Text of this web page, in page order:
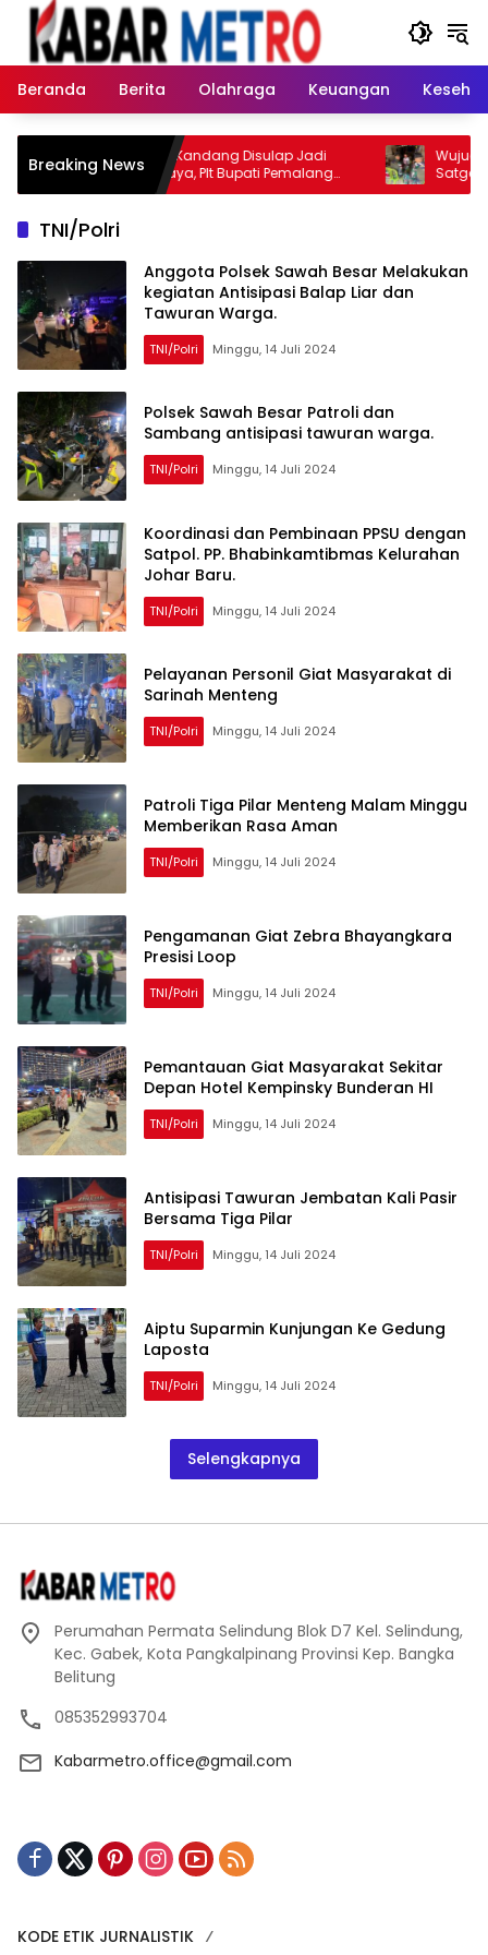
Langsung
konten
Beranda
Berita Olahraga Keuangan
Breaking News
Meriah! Desa Kandang Disulap Jadi
Lautan Cahaya, Plt Bupati Pemalang
Buka Festival Gebyar Lampu Merah Putih
Wujud
Satgas
Berikan
TNI/Polri
Anggota Polsek Sawah Besar Melakukan
kegiatan Antisipasi Balap Liar dan
Tawuran Warga.
TNI/Polri Minggu, 14 Juli 2024
Polsek Sawah Besar Patroli dan
Sambang antisipasi tawuran warga.
TNI/Polri Minggu, 14 Juli 2024
Koordinasi dan Pembinaan PPSU dengan
Satpol. PP. Bhabinkamtibmas Kelurahan
Johar Baru.
TNI/Polri Minggu, 14 Juli 2024
Pelayanan Personil Giat Masyarakat di
Sarinah Menteng
TNI/Polri Minggu, 14 Juli 2024
Patroli Tiga Pilar Menteng Malam Minggu
Memberikan Rasa Aman
TNI/Polri Minggu, 14 Juli 2024
Pengamanan Giat Zebra Bhayangkara
Presisi Loop
TNI/Polri Minggu, 14 Juli 2024
Pemantauan Giat Masyarakat Sekitar
Depan Hotel Kempinsky Bunderan HI
TNI/Polri Minggu, 14 Juli 2024
Antisipasi Tawuran Jembatan Kali Pasir
Bersama Tiga Pilar
TNI/Polri Minggu, 14 Juli 2024
Aiptu Suparmin Kunjungan Ke Gedung
Laposta
TNI/Polri Minggu, 14 Juli 2024
Selengkapnya
Perumahan Permata Selindung Blok D7 Kel. Selindung,
Kec. Gabek, Kota Pangkalpinang Provinsi Kep. Bangka
Belitung
085352993704
Kabarmetro.office@gmail.com
KODE ETIK JURNALISTIK